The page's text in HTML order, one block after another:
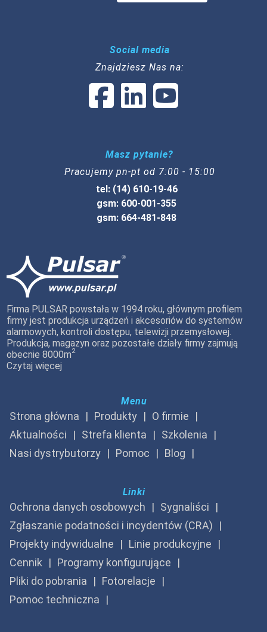
Social media
Znajdziesz Nas na:
Masz pytanie?
Pracujemy pn-pt od 7:00 - 15:00
tel: (14) 610-19-46
gsm: 600-001-355
gsm: 664-481-848
Firma PULSAR powstała w 1994 roku, głównym profilem
firmy jest produkcja urządzeń i akcesoriów do systemów
alarmowych, kontroli dostępu, telewizji przemysłowej.
Produkcja, magazyn oraz pozostałe działy firmy zajmują
obecnie 8000m2
Czytaj więcej
Menu
Strona główna Produkty
O firmie
Aktualności
Strefa klienta
Szkolenia
Nasi dystrybutorzy
Pomoc Blog
Linki
Ochrona danych osobowych
Sygnaliści
Zgłaszanie podatności i incydentów (CRA)
Projekty indywidualne
Linie produkcyjne
Cennik
Programy konfigurujące
Pliki do pobrania
Fotorelacje
Pomoc techniczna